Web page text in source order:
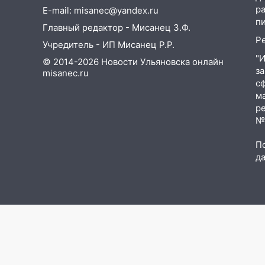
22:58
Соцсети: на проспекте
Тюленева ДТП с
мотоциклистом
20:22 Мошенники обманули 92-
летнюю жительницу
E-mail: misanec@yandex.ru
Главный редактор - Мисанец З.Ф.
Учредитель - ИП Мисанец Р.Р.
© 2014-2026 Новости Ульяновска онлайн
misanec.ru